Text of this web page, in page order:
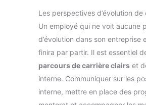
Les perspectives d’évolution de
Un employé qui ne voit aucune
d’évolution dans son entreprise
finira par partir. Il est essentiel
parcours de carrière clairs et
interne. Communiquer sur les
interne, mettre en place des